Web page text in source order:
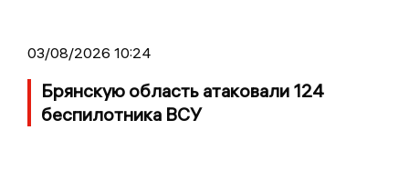
03/08/2026 10:24
Брянскую область атаковали 124
беспилотника ВСУ